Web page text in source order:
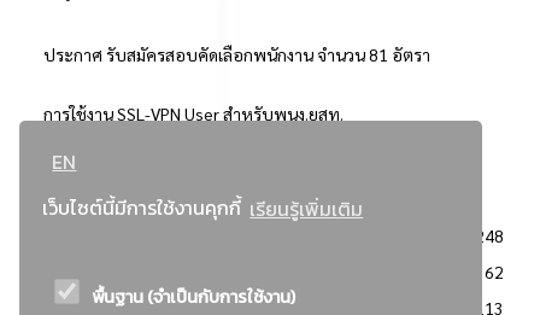
EN
เว็บไซต์นี้มีการใช้งานคุกกี้ เรียนรู้เพิ่มเติม
พื้นฐาน (จำเป็นกับการใช้งาน)
ประกาศ รับสมัครสอบคัดเลือกพนักงาน จำนวน 81 อัตรา
การใช้งาน SSL-VPN User สำหรับพนง.ยสท.
..ยอดนิยม..
3248
2362
: วิธีเฉพาะเจาะจง
2113